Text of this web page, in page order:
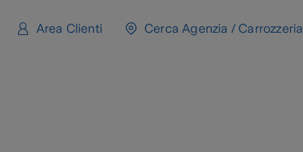
Area Clienti Cerca Agenzia / Carrozzeria